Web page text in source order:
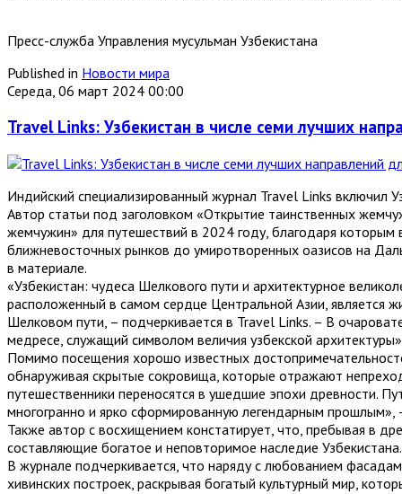
Пресс-служба Управления мусульман Узбекистана
Published in Новости мира
Середа, 06 март 2024 00:00
Travel Links: Узбекистан в числе семи лучших
Индийский специализированный журнал Travel Links включил
Автор статьи под заголовком «Открытие таинственных
жемчужин» для путешествий в 2024 году, благодаря
ближневосточных рынков до умиротворенных оазисов на
в материале.
«Узбекистан: чудеса Шелкового пути и архитектурное
расположенный в самом сердце Центральной Азии, является
Шелковом пути, – подчеркивается в Travel Links. – В
медресе, служащий символом величия узбекской
Помимо посещения хорошо известных
обнаруживая скрытые сокровища, которые отражают
путешественники переносятся в ушедшие эпохи древности.
многогранно и ярко сформированную легендарным прошлым»,
Также автор с восхищением констатирует, что, пребывая в
составляющие богатое и неповторимое наследие Узбекистана.
В журнале подчеркивается, что наряду с любованием
хивинских построек, раскрывая богатый культурный мир,